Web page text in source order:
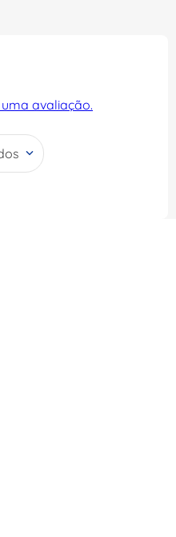
avaliação.